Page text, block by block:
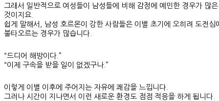
그래서 일반적으로 여성들이 남성들에 비해 감정에 예민한 경우가 많은
것이지요.
쉽게 말해서, 남성 호르몬이 강한 사람들은 이별 초기에 오히려 도전심
불타오르는 경우가 많습니다.
“드디어 해방이다.”
“이제 구속을 받을 일이 없겠구나.”
이렇게 이별 이후에 주어지는 자유에 쾌감을 느낍니다.
그러나 시간이 지나면서 이런 새로운 환경도 점점 적응을 하게 됩니다.